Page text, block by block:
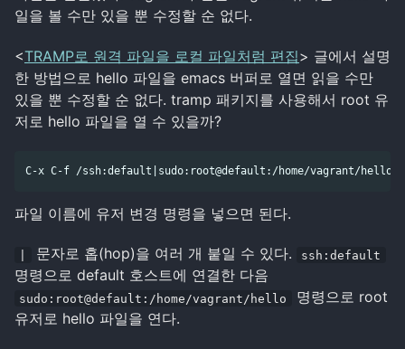
일을 볼 수만 있을 뿐 수정할 순 없다.
<TRAMP로 원격 파일을 로컬 파일처럼 편집> 글에서 설명
한 방법으로 hello 파일을 emacs 버퍼로 열면 읽을 수만
있을 뿐 수정할 순 없다. tramp 패키지를 사용해서 root 유
저로 hello 파일을 열 수 있을까?
파일 이름에 유저 변경 명령을 넣으면 된다.
문자로 홉(hop)을 여러 개 붙일 수 있다. ssh:default
명령으로 default 호스트에 연결한 다음
sudo:root@default:/home/vagrant/hello
명령으로 root
유저로 hello 파일을 연다.